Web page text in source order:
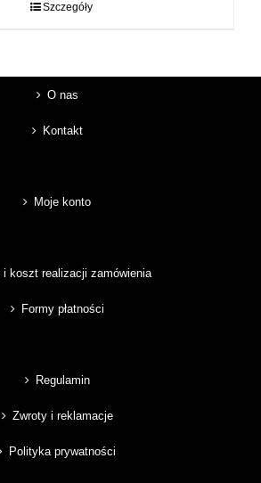
Szczegóły
O nas
Kontakt
Moje konto
i koszt realizacji zamówienia
Formy płatności
Regulamin
Zwroty i reklamacje
Polityka prywatności